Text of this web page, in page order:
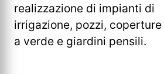
realizzazione di impianti di
irrigazione, pozzi, coperture
a verde e giardini pensili.